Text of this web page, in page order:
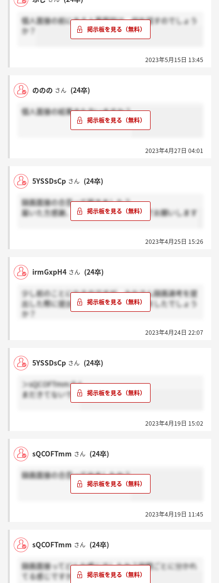
個人面接の前にある人事面談は、何を話すのでしょう
か？
2023年5月15日 13:45
ののの さん (24卒)
個人面接の結果きた方いますか？
2023年4月27日 04:01
5YSSDsCp さん (24卒)
録画面接の合否って届きました？
届いた方感謝、届いてない方ホント？でお願いします
2023年4月25日 15:26
irmGxpH4 さん (24卒)
少し前のことになるのですが、みなさん録画選考を提
出した際に提出完了メールは届いていましたでしょう
か？
届いていた方は感謝で、届いていない方はホント？で
リアクションいただけるとありがたいです。
2023年4月24日 22:07
5YSSDsCp さん (24卒)
＞sQCOFTmmさん
まだきてないです
2023年4月19日 15:02
sQCOFTmm さん (24卒)
録画面接の合否って出ましたか？
2023年4月19日 11:45
sQCOFTmm さん (24卒)
録画面接ってどんな感じでしたか？設問ごとに分かれ
てる感じですか？